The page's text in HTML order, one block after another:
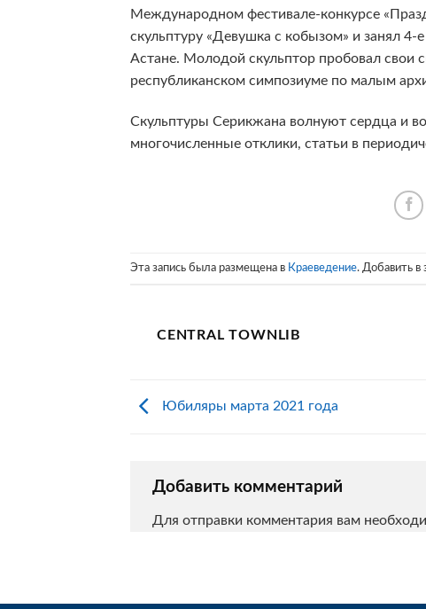
Международном фестивале-конкурсе
скульптуру «Девушка с кобызом» и занял
Астане. Молодой скульптор пробовал свои
республиканском симпозиуме по малым
Скульптуры Серикжана волнуют сердца и
многочисленные отклики, статьи в
Эта запись была размещена в Краеведение. Добавить в
CENTRAL TOWNLIB
Юбиляры марта 2021 года
Добавить комментарий
Для отправки комментария вам